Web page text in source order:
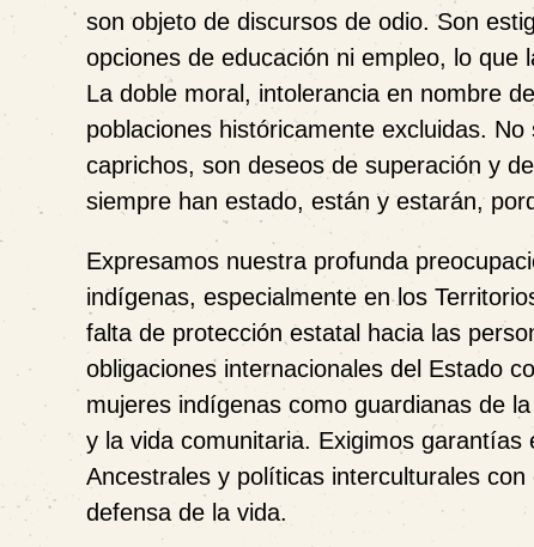
son objeto de discursos de odio. Son
opciones de educación ni empleo, lo que
La doble moral, intolerancia en nombre
poblaciones históricamente excluidas.
caprichos, son deseos de superación y
siempre han estado, están y estarán,
Expresamos nuestra profunda
indígenas, especialmente en los
falta de protección estatal hacia las
obligaciones internacionales del Estado
mujeres indígenas como guardianas de
y la vida comunitaria. Exigimos
Ancestrales y políticas interculturales
defensa de la vida.